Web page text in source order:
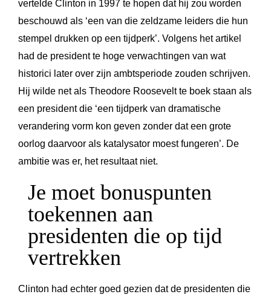
vertelde Clinton in 1997 te hopen dat hij zou worden
beschouwd als ‘een van die zeldzame leiders die hun
stempel drukken op een tijdperk’. Volgens het artikel
had de president te hoge verwachtingen van wat
historici later over zijn ambtsperiode zouden schrijven.
Hij wilde net als Theodore Roosevelt te boek staan als
een president die ‘een tijdperk van dramatische
verandering vorm kon geven zonder dat een grote
oorlog daarvoor als katalysator moest fungeren’. De
ambitie was er, het resultaat niet.
Je moet bonuspunten
toekennen aan
presidenten die op tijd
vertrekken
Clinton had echter goed gezien dat de presidenten die